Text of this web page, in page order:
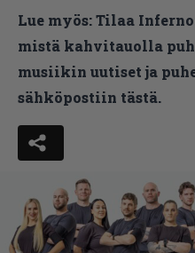
Lue myös:Tilaa
mistä kahvitauolla
musiikin uutiset ja
sähköpostiin tästä.